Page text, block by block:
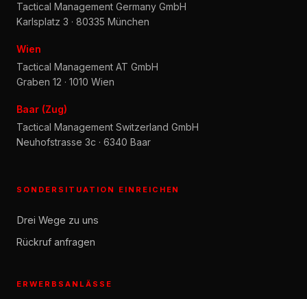
Tactical Management Germany GmbH
Karlsplatz 3 · 80335 München
Wien
Tactical Management AT GmbH
Graben 12 · 1010 Wien
Baar (Zug)
Tactical Management Switzerland GmbH
Neuhofstrasse 3c · 6340 Baar
SONDERSITUATION EINREICHEN
Drei Wege zu uns
Rückruf anfragen
ERWERBSANLÄSSE